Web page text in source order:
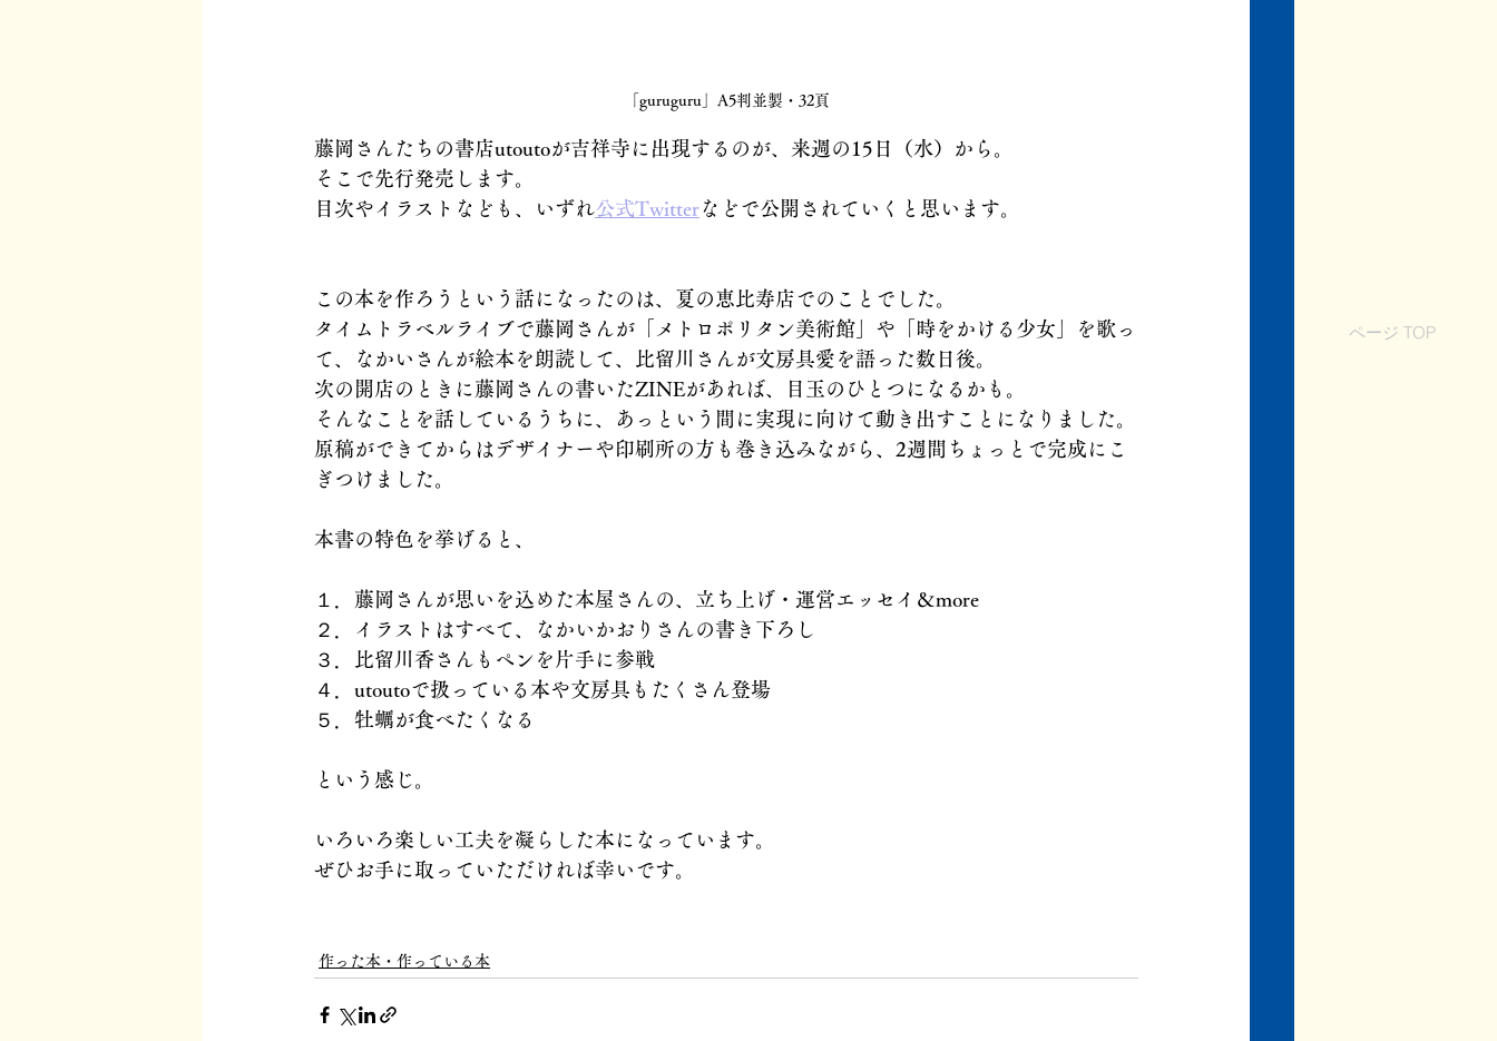
ページ TOP
「guruguru」A5判並製・32頁
藤岡さんたちの書店utoutoが吉祥寺に出現するのが、来週の15日（水）から。
そこで先行発売します。
目次やイラストなども、いずれ公式Twitter などで公開されていくと思います。
この本を作ろうという話になったのは、夏の恵比寿店でのことでした。
タイムトラベルライブで藤岡さんが「メトロポリタン美術館」や「時をかける少女」を歌っ
て、なかいさんが絵本を朗読して、比留川さんが文房具愛を語った数日後。
次の開店のときに藤岡さんの書いたZINEがあれば、目玉のひとつになるかも。
そんなことを話しているうちに、あっという間に実現に向けて動き出すことになりました。
原稿ができてからはデザイナーや印刷所の方も巻き込みながら、2週間ちょっとで完成にこ
ぎつけました。
本書の特色を挙げると、
１．藤岡さんが思いを込めた本屋さんの、立ち上げ・運営エッセイ＆more
２．イラストはすべて、なかいかおりさんの書き下ろし
３．比留川香さんもペンを片手に参戦
４．utoutoで扱っている本や文房具もたくさん登場
５．牡蠣が食べたくなる
という感じ。
いろいろ楽しい工夫を凝らした本になっています。
ぜひお手に取っていただければ幸いです。
作った本・作っている本